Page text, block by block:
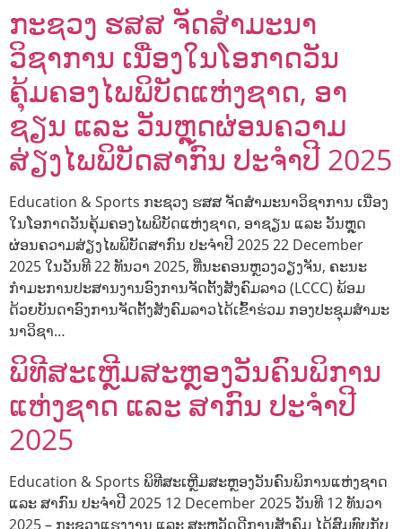
ກະຊວງ ຮສສ ຈັດສໍາມະນາ
ວິຊາການ ເນື່ອງໃນໂອກາດວັນ
ຄຸ້ມຄອງໄພພິບັດແຫ່ງຊາດ, ອາ
ຊຽນ ແລະ ວັນຫຼຸດຜ່ອນຄວາມ
ສ່ຽງໄພພິບັດສາກົນ ປະຈໍາປີ 2025
Education & Sports ກະຊວງ ຮສສ ຈັດສໍາມະນາວິຊາການ ເນື່ອງ
ໃນໂອກາດວັນຄຸ້ມຄອງໄພພິບັດແຫ່ງຊາດ, ອາຊຽນ ແລະ ວັນຫຼຸດ
ຜ່ອນຄວາມສ່ຽງໄພພິບັດສາກົນ ປະຈໍາປີ 2025 22 December
2025 ໃນວັນທີ 22 ທັນວາ 2025, ທີ່ນະຄອນຫຼວງວຽງຈັນ, ຄະນະ
ກໍາມະການປະສານງານອົງການຈັດຕັ້ງສັງຄົມລາວ (LCCC) ພ້ອມ
ດ້ວຍບັນດາອົງການຈັດຕັ້ງສັງຄົມລາວໄດ້ເຂົ້າຮ່ວມ ກອງປະຊຸມສໍາມະ
ນາວິຊາ…
ພິທີສະເຫຼີມສະຫຼອງວັນຄົນພິການ
ແຫ່ງຊາດ ແລະ ສາກົນ ປະຈຳປີ
2025
Education & Sports ພິທີສະເຫຼີມສະຫຼອງວັນຄົນພິການແຫ່ງຊາດ
ແລະ ສາກົນ ປະຈຳປີ 2025 12 December 2025 ວັນທີ 12 ທັນວາ
2025 – ກະຊວງແຮງງານ ແລະ ສະຫວັດດີການສັງຄົມ ໄດ້ສົມທົບກັບ